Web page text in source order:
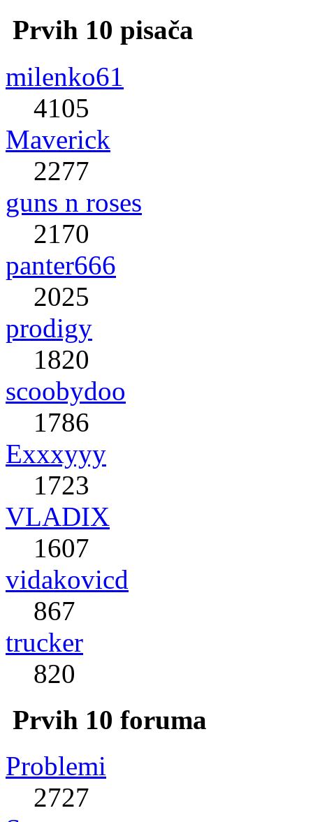
Prvih 10 pisača
milenko61
4105
Maverick
2277
guns n roses
2170
panter666
2025
prodigy
1820
scoobydoo
1786
Exxxyyy
1723
VLADIX
1607
vidakovicd
867
trucker
820
Prvih 10 foruma
Problemi
2727